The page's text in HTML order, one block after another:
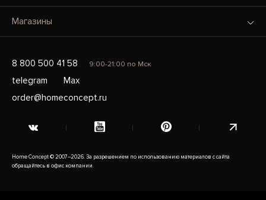
Магазины
8 800 500 41 58 9:00-21:00 по Мск
telegram
Max
order@homeconcept.ru
Home Concept © 2007–2026. За разрешением по использованию материалов с сайта
обращайтесь в офис компании.